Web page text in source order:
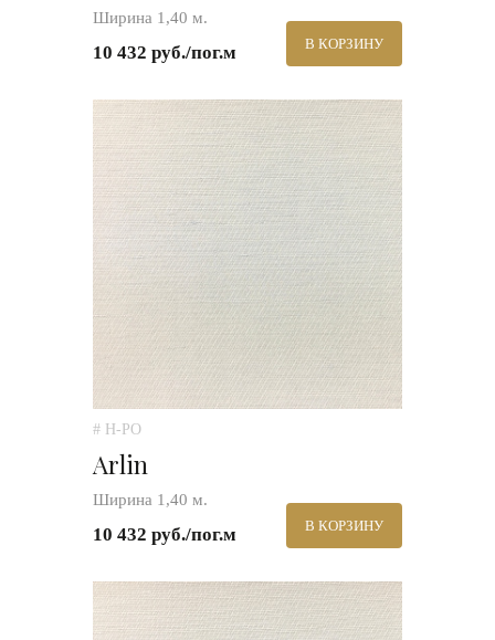
Ширина 1,40 м.
10 432 руб./пог.м В КОРЗИНУ
# H-PO
Arlin
Ширина 1,40 м.
10 432 руб./пог.м В КОРЗИНУ